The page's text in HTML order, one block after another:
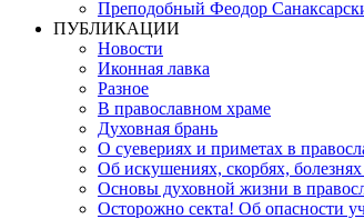
Преподобный Феодор
ПУБЛИКАЦИИ
Новости
Иконная лавка
Разное
В православном храме
Духовная брань
О суевериях и приметах в
Об искушениях, скорбях,
Основы духовной жизни в
Осторожно секта! Об опасности